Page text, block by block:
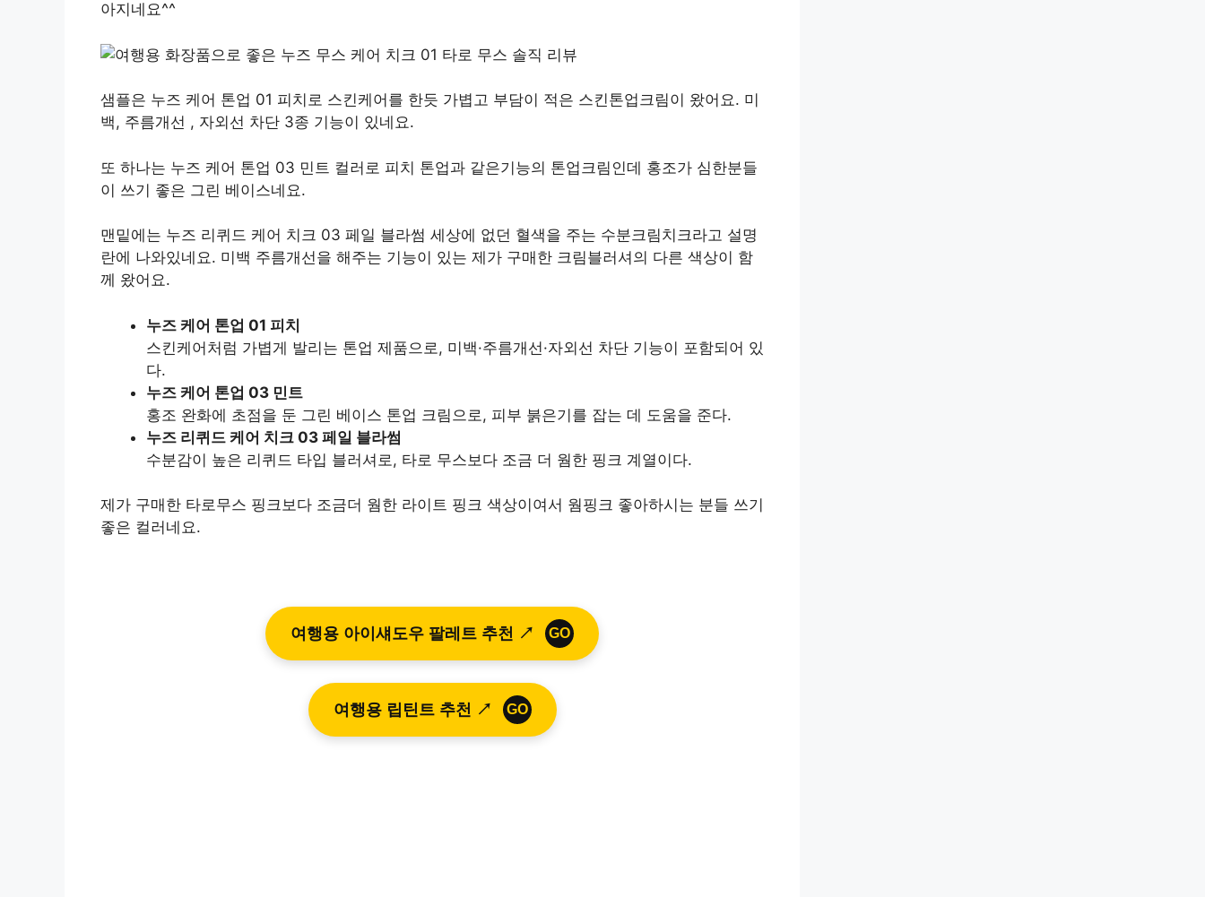
아지네요^^
샘플은 누즈 케어 톤업 01 피치로 스킨케어를 한듯 가볍고 부담이 적은 스킨톤업크림이 왔어요. 미
백, 주름개선 , 자외선 차단 3종 기능이 있네요.
또 하나는 누즈 케어 톤업 03 민트 컬러로 피치 톤업과 같은기능의 톤업크림인데 홍조가 심한분들
이 쓰기 좋은 그린 베이스네요.
맨밑에는 누즈 리퀴드 케어 치크 03 페일 블라썸 세상에 없던 혈색을 주는 수분크림치크라고 설명
란에 나와있네요. 미백 주름개선을 해주는 기능이 있는 제가 구매한 크림블러셔의 다른 색상이 함
께 왔어요.
누즈 케어 톤업 01 피치
스킨케어처럼 가볍게 발리는 톤업 제품으로, 미백·주름개선·자외선 차단 기능이 포함되어 있
다.
누즈 케어 톤업 03 민트
홍조 완화에 초점을 둔 그린 베이스 톤업 크림으로, 피부 붉은기를 잡는 데 도움을 준다.
누즈 리퀴드 케어 치크 03 페일 블라썸
수분감이 높은 리퀴드 타입 블러셔로, 타로 무스보다 조금 더 웜한 핑크 계열이다.
제가 구매한 타로무스 핑크보다 조금더 웜한 라이트 핑크 색상이여서 웜핑크 좋아하시는 분들 쓰기
좋은 컬러네요.
여행용 아이섀도우 팔레트 추천 ↗ GO
여행용 립틴트 추천 ↗ GO